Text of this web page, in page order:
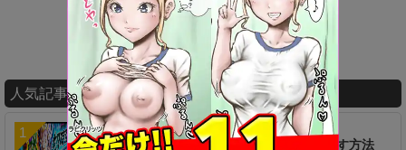
人気記事ランキング
【疑問】超時空ラッシュは一つ前からやり直す方法